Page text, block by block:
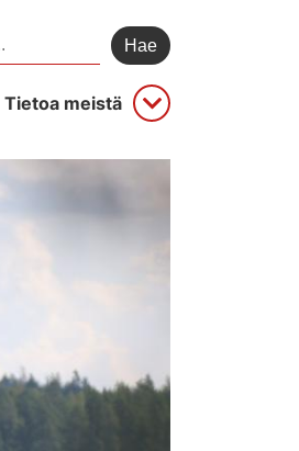
Tietoa meistä Avaa